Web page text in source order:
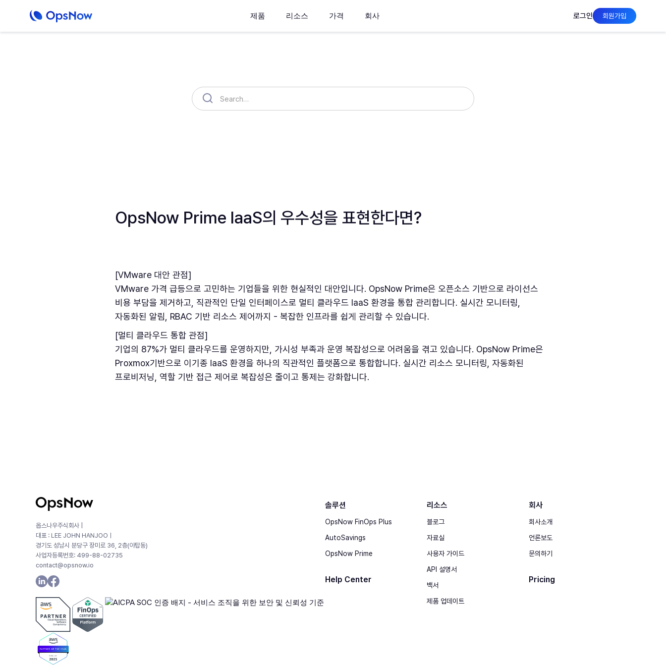
제품 리소스 가격 회사 로그인 회원가입
OpsNow Prime IaaS의 우수성을 표현한다면?
[VMware 대안 관점]
VMware 가격 급등으로 고민하는 기업들을 위한 현실적인 대안입니다. OpsNow Prime은 오픈소스 기반으로 라이선스
비용 부담을 제거하고, 직관적인 단일 인터페이스로 멀티 클라우드 IaaS 환경을 통합 관리합니다. 실시간 모니터링,
자동화된 알림, RBAC 기반 리소스 제어까지 - 복잡한 인프라를 쉽게 관리할 수 있습니다.
[멀티 클라우드 통합 관점]
기업의 87%가 멀티 클라우드를 운영하지만, 가시성 부족과 운영 복잡성으로 어려움을 겪고 있습니다. OpsNow Prime은
Proxmox기반으로 이기종 IaaS 환경을 하나의 직관적인 플랫폼으로 통합합니다. 실시간 리소스 모니터링, 자동화된
프로비저닝, 역할 기반 접근 제어로 복잡성은 줄이고 통제는 강화합니다.
옵스나우주식회사 |
대표 : LEE JOHN HANJOOㅣ
경기도 성남시 분당구 장미로 36, 2층(야탑동)
사업자등록번호: 499-88-02735
contact@opsnow.io
솔루션
OpsNow FinOps Plus
AutoSavings
OpsNow Prime
Help Center
리소스
블로그
자료실
사용자 가이드
API 설명서
백서
제품 업데이트
회사
회사소개
언론보도
문의하기
Pricing